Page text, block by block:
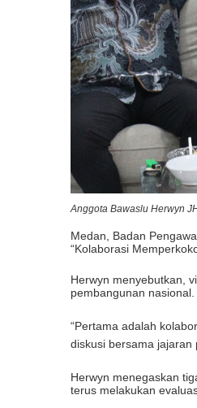
Anggota Bawaslu Herwyn
Medan, Badan
“Kolaborasi
Herwyn menyebutkan,
pembangunan
“Pertama adalah
diskusi bersama jajaran
Herwyn menegaskan
terus melakukan